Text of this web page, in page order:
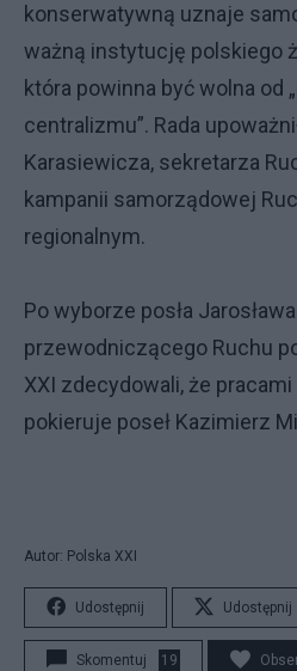
konserwatywną uznaje
ważną instytucję polskiego
która powinna być wolna od
centralizmu”. Rada
Karasiewicza, sekretarza
kampanii samorządowej
regionalnym.
Po wyborze posła
przewodniczącego Ruchu
XXI zdecydowali, że
pokieruje poseł Kazimierz
Autor: Polska XXI
Udostępnij Udostępnij
Skomentuj 19